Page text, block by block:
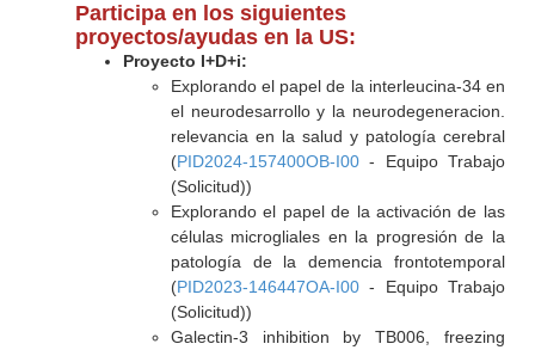
Participa en los siguientes
proyectos/ayudas en la US:
Proyecto I+D+i:
Explorando el papel de la interleucina-34 en
el neurodesarrollo y la neurodegeneracion.
relevancia en la salud y patología cerebral
(PID2024-157400OB-I00- Equipo Trabajo
(Solicitud))
Explorando el papel de la activación de las
células microgliales en la progresión de la
patología de la demencia frontotemporal
(PID2023-146447OA-I00- Equipo Trabajo
(Solicitud))
Galectin-3 inhibition by TB006, freezing